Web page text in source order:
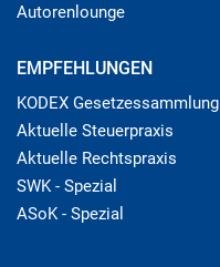
Autorenlounge
EMPFEHLUNGEN
KODEX Gesetzessammlung
Aktuelle Steuerpraxis
Aktuelle Rechtspraxis
SWK - Spezial
ASoK - Spezial